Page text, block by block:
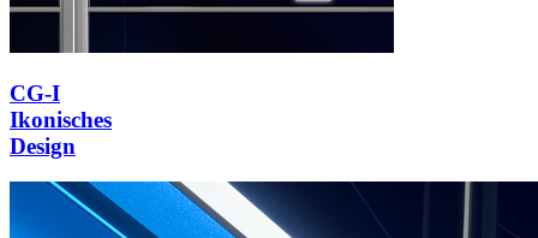
CG-I
Ikonisches
Design